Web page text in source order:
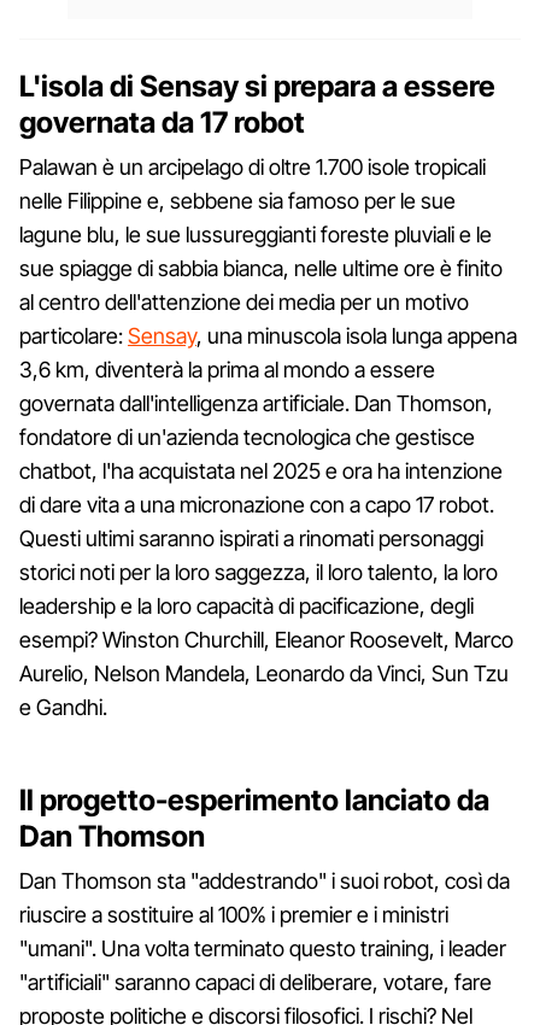
L'isola di Sensay si prepara a essere
governata da 17 robot
Palawan è un arcipelago di oltre 1.700 isole tropicali
nelle Filippine e, sebbene sia famoso per le sue
lagune blu, le sue lussureggianti foreste pluviali e le
sue spiagge di sabbia bianca, nelle ultime ore è finito
al centro dell'attenzione dei media per un motivo
particolare:Sensay, una minuscola isola lunga appena
3,6 km, diventerà la prima al mondo a essere
governata dall'intelligenza artificiale. Dan Thomson,
fondatore di un'azienda tecnologica che gestisce
chatbot, l'ha acquistata nel 2025 e ora ha intenzione
di dare vita a una micronazione con a capo 17 robot.
Questi ultimi saranno ispirati a rinomati personaggi
storici noti per la loro saggezza, il loro talento, la loro
leadership e la loro capacità di pacificazione, degli
esempi? Winston Churchill, Eleanor Roosevelt, Marco
Aurelio, Nelson Mandela, Leonardo da Vinci, Sun Tzu
e Gandhi.
Il progetto-esperimento lanciato da
Dan Thomson
Dan Thomson sta "addestrando" i suoi robot, così da
riuscire a sostituire al 100% i premier e i ministri
"umani". Una volta terminato questo training, i leader
"artificiali" saranno capaci di deliberare, votare, fare
proposte politiche e discorsi filosofici. I rischi? Nel